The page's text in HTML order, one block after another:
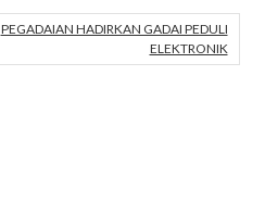
PEGADAIAN HADIRKAN GADAI PEDULI
ELEKTRONIK